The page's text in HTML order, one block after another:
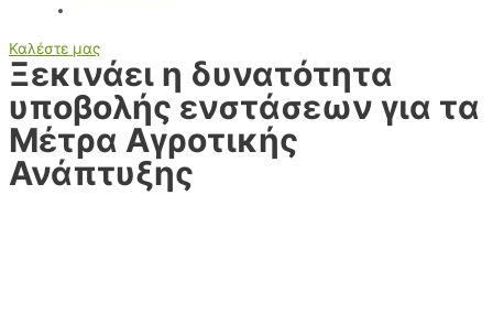
Καλέστε μας
Ξεκινάει η δυνατότητα
υποβολής ενστάσεων για τα
Μέτρα Αγροτικής
Ανάπτυξης